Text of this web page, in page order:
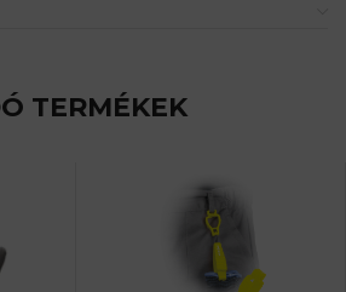
TERMÉKEK